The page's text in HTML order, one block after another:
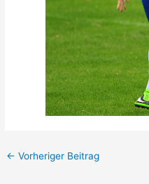
← Vorheriger Beitrag